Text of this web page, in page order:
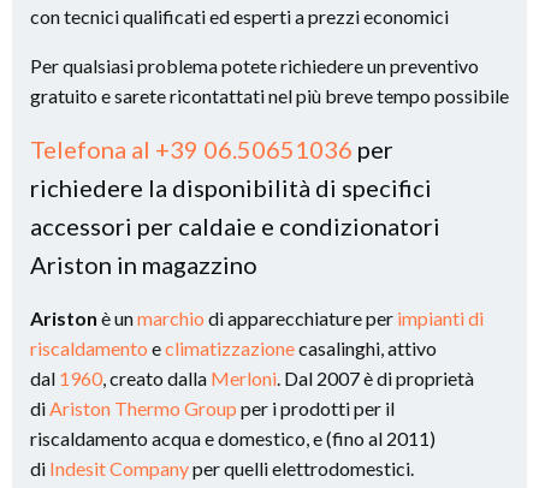
con tecnici qualificati ed esperti a prezzi economici
Per qualsiasi problema potete richiedere un preventivo
gratuito e sarete ricontattati nel più breve tempo possibile
Telefona al +39 06.50651036 per
richiedere la disponibilità di specifici
accessori per caldaie e condizionatori
Ariston in magazzino
Ariston è unmarchio di apparecchiature per impianti di
riscaldamento eclimatizzazionecasalinghi, attivo
dal 1960, creato dalla Merloni. Dal 2007 è di proprietà
diAriston Thermo Group per i prodotti per il
riscaldamento acqua e domestico, e (fino al 2011)
di Indesit Companyper quelli elettrodomestici.